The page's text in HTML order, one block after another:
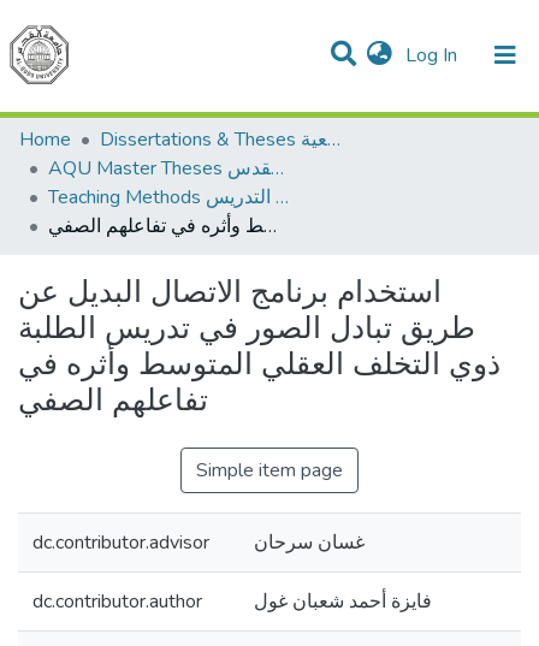
Log In (current)
Communities & Collections
All of DSpace
Home
Dissertations & Theses الرسائل الجامعية
AQU Master Theses الرسائل الجامعية الخاصة بجامعة القدس
Teaching Methods أساليب التدريس
استخدام برنامج الاتصال البديل عن طريق تبادل الصور في تدريس الطلبة ذوي التخلف العقلي المتوسط وأثره في تفاعلهم الصفي
استخدام برنامج الاتصال البديل عن
طريق تبادل الصور في تدريس الطلبة
ذوي التخلف العقلي المتوسط وأثره في
تفاعلهم الصفي
Simple item page
dc.contributor.advisor غسان سرحان
dc.contributor.author فايزة أحمد شعبان غول